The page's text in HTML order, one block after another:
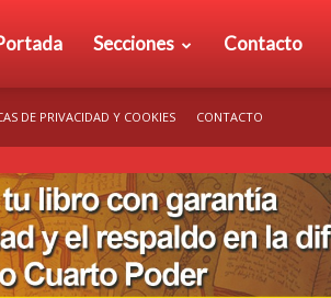
Secciones Contacto
DE PRIVACIDAD Y COOKIES CONTACTO